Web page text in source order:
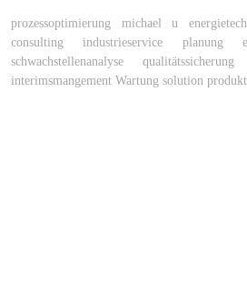
prozessoptimierung michael u
consulting
industrieservice planung
schwachstellenanalyse
qualitätssicherung
interimsmangement Wartung solution